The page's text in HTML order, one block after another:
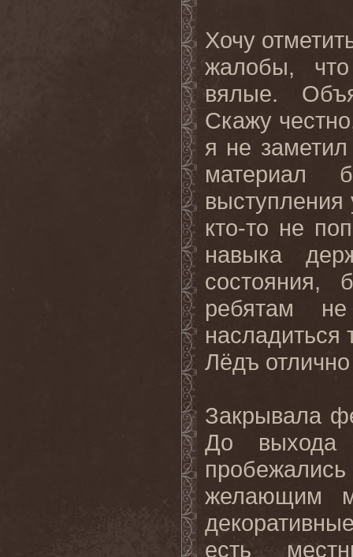
Хочу
жалобы,
вялые.
Скажу
я не
материал
кто-то не
навыка
состояния,
ребятам
насладиться
Лёдъ
Закрывала
До выхода
желающим
есть